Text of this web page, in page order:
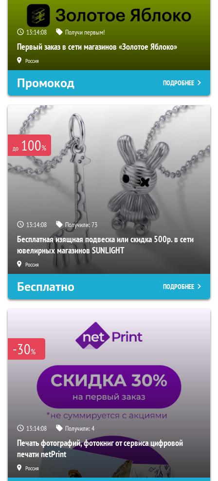
13:14:06 Получи первым!
Первый заказ в сети магазинов «Золотое Яблоко»
Россия
Промокод ПОДРОБНЕЕ
до 100%
13:14:06 Получили:73
Бесплатная изящная подвеска или скидка 500р. в сети
ювелирных магазинов SUNLIGHT
Россия
Бесплатно ПОДРОБНЕЕ
-30%
13:14:06 Получили:4
Печать фотографий, фотокниг от сервиса цифровой
печати netPrint
Россия